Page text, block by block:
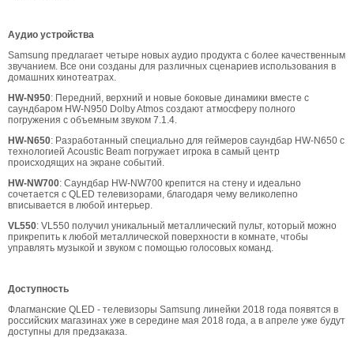
Аудио устройства
Samsung предлагает четыре новых аудио продукта с более качественным
звучанием. Все они созданы для различных сценариев использования в
домашних кинотеатрах.
HW-N950: Передний, верхний и новые боковые динамики вместе с
саундбаром HW-N950 Dolby Atmos создают атмосферу полного
погружения с объемным звуком 7.1.4.
HW-N650: Разработанный специально для геймеров саундбар HW-N650 с
технологией Acoustic Beam погружает игрока в самый центр
происходящих на экране событий.
HW-NW700: Саундбар HW-NW700 крепится на стену и идеально
сочетается с QLED телевизорами, благодаря чему великолепно
вписывается в любой интерьер.
VL550: VL550 получил уникальный металлический пульт, который можно
прикрепить к любой металлической поверхности в комнате, чтобы
управлять музыкой и звуком с помощью голосовых команд.
Доступность
Флагманские QLED - телевизоры Samsung линейки 2018 года появятся в
российских магазинах уже в середине мая 2018 года, а в апреле уже будут
доступны для предзаказа.